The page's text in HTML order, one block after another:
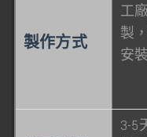
製作方式
工
製
安裝
3-5